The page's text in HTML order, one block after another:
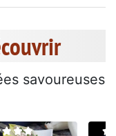
savoureuses